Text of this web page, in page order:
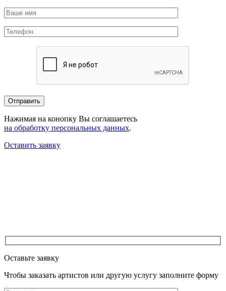
Нажимая на конопку Вы соглашаетесь
на обработку персональных данных.
Оставить заявку
Оставьте заявку
Чтобы заказать артистов или другую услугу заполните форму